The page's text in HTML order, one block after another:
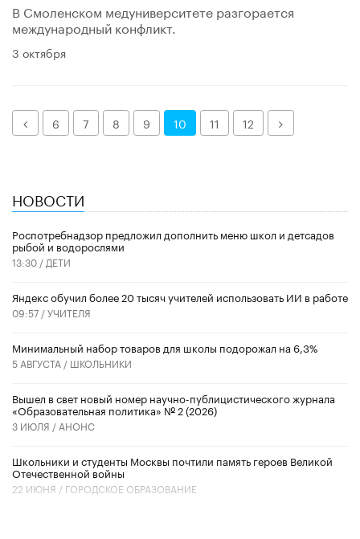
В Смоленском медуниверситете разгорается
международный конфликт.
3 октября
Назад
6 7 8 9 10 11 12 Далее
НОВОСТИ
Роспотребнадзор предложил дополнить меню школ и детсадов
рыбой и водорослями
13:30 / ДЕТИ
​Яндекс обучил более 20 тысяч учителей использовать ИИ в работе
09:57 /УЧИТЕЛЯ
Минимальный набор товаров для школы подорожал на 6,3%
5 АВГУСТА / ШКОЛЬНИКИ
Вышел в свет новый номер научно-публицистического журнала
«Образовательная политика» № 2 (2026)
3 ИЮЛЯ / АНОНС
Школьники и студенты Москвы почтили память героев Великой
Отечественной войны
22 ИЮНЯ / ГОРОДСКОЕ ОБРАЗОВАНИЕ